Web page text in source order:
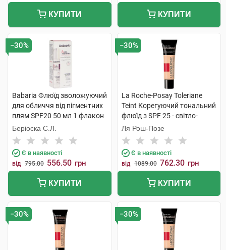
КУПИТИ КУПИТИ
−30%
Babaria Флюїд зволожуючий
для обличчя від пігментних
плям SPF20 50 мл 1 флакон
Беріоска С.Л.
Є в наявності
від 795.00 556.50 грн
КУПИТИ
−30%
La Roche-Posay Toleriane
Teint Корегуючий тональний
флюїд з SPF 25 - світло-
бежевий 30 мл 1 туба
Ля Рош-Позе
Є в наявності
від 1089.00 762.30 грн
КУПИТИ
−30% −30%